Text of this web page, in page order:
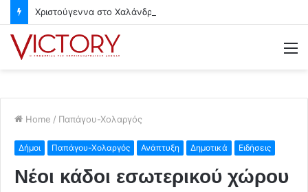
Home / Παπάγου-Χολαργός
Δήμοι Παπάγου-Χολαργός Ανάπτυξη Δημοτικά Ειδήσεις
Νέοι κάδοι εσωτερικού χώρου